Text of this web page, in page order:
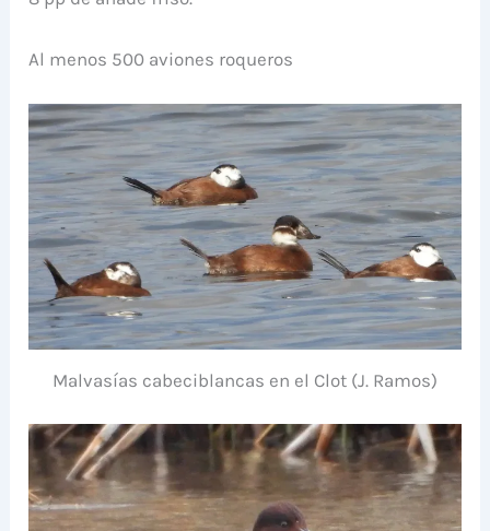
Al menos 500 aviones roqueros
Malvasías cabeciblancas en el Clot (J. Ramos)